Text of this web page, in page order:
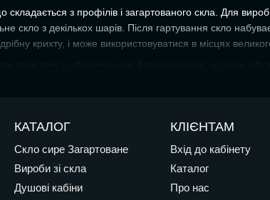
з профілів і загартованого скла. Для
скло з декількох шарів. Після гартування скло
крихту, і може використовуватися в місцях
КАТАЛОГ
Скло сире Загартоване
Вироби зі скла
Душові кабіни
КЛІЄНТАМ
Вхід до кабінету
Каталог
Про нас